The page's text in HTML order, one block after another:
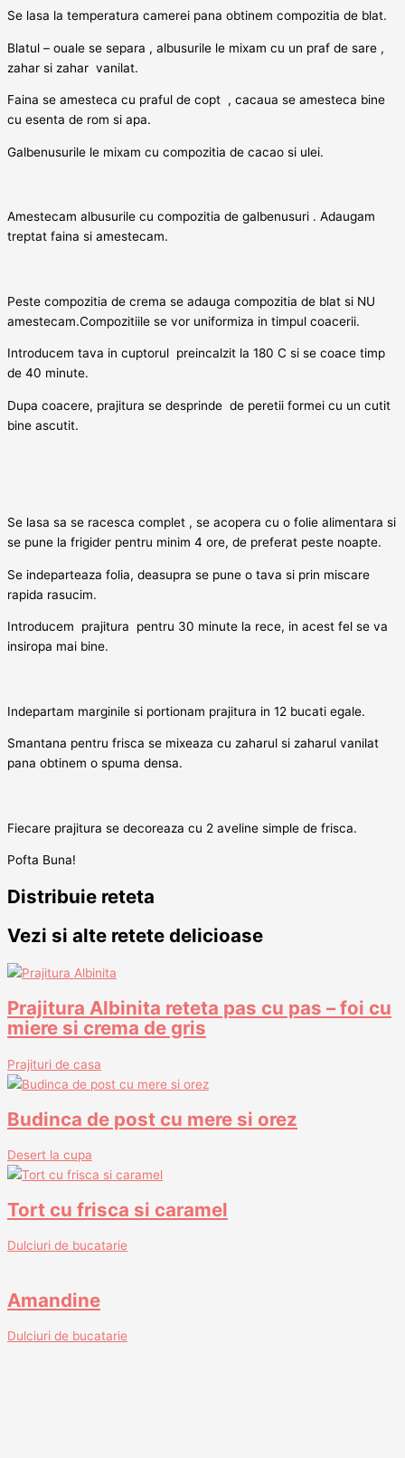
Se lasa la temperatura camerei pana obtinem compozitia de blat.
Blatul – ouale se separa , albusurile le mixam cu un praf de sare ,
zahar si zahar vanilat.
Faina se amesteca cu praful de copt , cacaua se amesteca bine
cu esenta de rom si apa.
Galbenusurile le mixam cu compozitia de cacao si ulei.
Amestecam albusurile cu compozitia de galbenusuri . Adaugam
treptat faina si amestecam.
Peste compozitia de crema se adauga compozitia de blat si NU
amestecam.Compozitiile se vor uniformiza in timpul coacerii.
Introducem tava in cuptorul preincalzit la 180 C si se coace timp
de 40 minute.
Dupa coacere, prajitura se desprinde de peretii formei cu un cutit
bine ascutit.
Se lasa sa se racesca complet , se acopera cu o folie alimentara si
se pune la frigider pentru minim 4 ore, de preferat peste noapte.
Se indeparteaza folia, deasupra se pune o tava si prin miscare
rapida rasucim.
Introducem prajitura pentru 30 minute la rece, in acest fel se va
insiropa mai bine.
Indepartam marginile si portionam prajitura in 12 bucati egale.
Smantana pentru frisca se mixeaza cu zaharul si zaharul vanilat
pana obtinem o spuma densa.
Fiecare prajitura se decoreaza cu 2 aveline simple de frisca.
Pofta Buna!
Distribuie reteta
Vezi si alte retete delicioase
Prajitura Albinita reteta pas cu pas – foi cu
miere si crema de gris
Prajituri de casa
Budinca de post cu mere si orez
Desert la cupa
Tort cu frisca si caramel
Dulciuri de bucatarie
Amandine
Dulciuri de bucatarie